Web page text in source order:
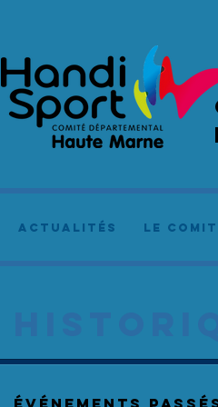
actualités le
événements